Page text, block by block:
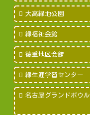
大高緑地公園
緑福祉会館
徳重地区会館
緑生涯学習センター
名古屋グランドボウル